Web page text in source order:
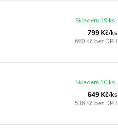
799 Kč/ks
660 Kč bez DPH
Skladem 19 ks
649 Kč/ks
536 Kč bez DPH
Skladem 10 ks